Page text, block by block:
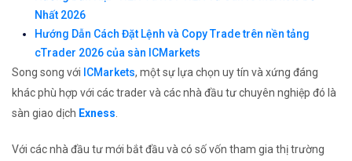
Nhất 2026
Hướng Dẫn Cách Đặt Lệnh và Copy Trade trên nền tảng
cTrader 2026 của sàn ICMarkets
Song song với ICMarkets, một sự lựa chọn uy tín và xứng đáng
khác phù hợp với các trader và các nhà đầu tư chuyên nghiệp đó là
sàn giao dịch Exness.
Với các nhà đầu tư mới bắt đầu và có số vốn tham gia thị trường